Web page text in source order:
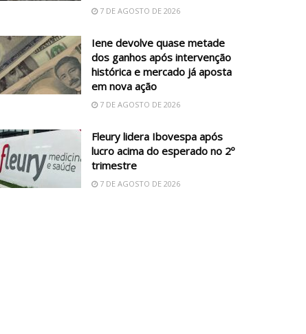
7 DE AGOSTO DE 2026
Iene devolve quase metade
dos ganhos após intervenção
histórica e mercado já aposta
em nova ação
7 DE AGOSTO DE 2026
Fleury lidera Ibovespa após
lucro acima do esperado no 2º
trimestre
7 DE AGOSTO DE 2026